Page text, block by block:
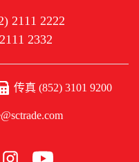
2111 2222
2332
传真 (852) 3101 9200